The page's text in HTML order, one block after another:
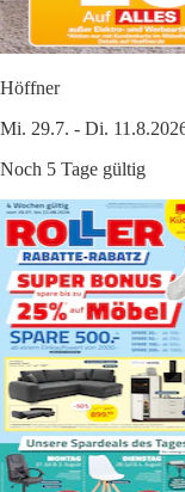
Höffner
Mi. 29.7. - Di.
Noch 5 Tage gültig